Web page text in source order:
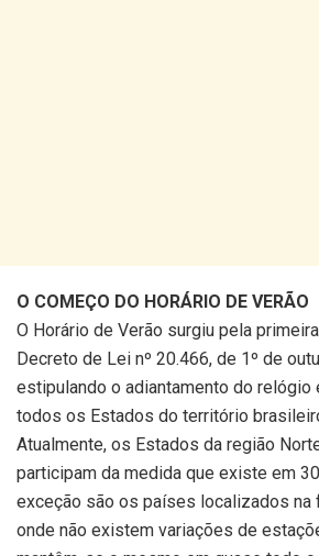
O COMEÇO DO HORÁRIO DE VERÃO
O Horário de Verão surgiu pela
Decreto de Lei nº 20.466, de 1º de
estipulando o adiantamento do relógio
todos os Estados do território
Atualmente, os Estados da região
participam da medida que existe em
exceção são os países localizados na
onde não existem variações de